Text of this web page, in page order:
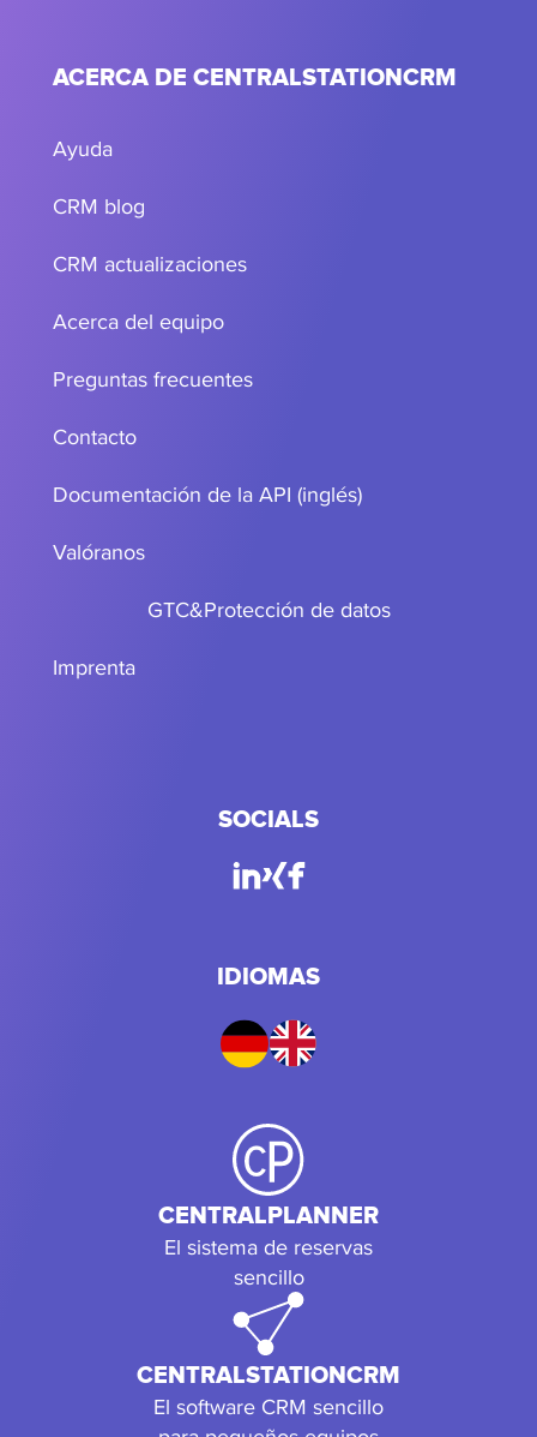
ACERCA DE CENTRALSTATIONCRM
Ayuda
CRM blog
CRM actualizaciones
Acerca del equipo
Preguntas frecuentes
Contacto
Documentación de la API (inglés)
Valóranos
GTC&Protección de datos
Imprenta
SOCIALS
IDIOMAS
CENTRALPLANNER
El sistema de reservas
sencillo
CENTRALSTATIONCRM
El software CRM sencillo